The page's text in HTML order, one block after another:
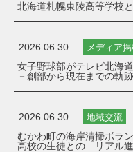
北海道札幌東陵高等学校
2026.06.30 メディア
女子野球部がテレビ北海
－創部から現在までの軌
2026.06.30 地域交流
むかわ町の海岸清掃ボラ
高校の生徒との「リアル